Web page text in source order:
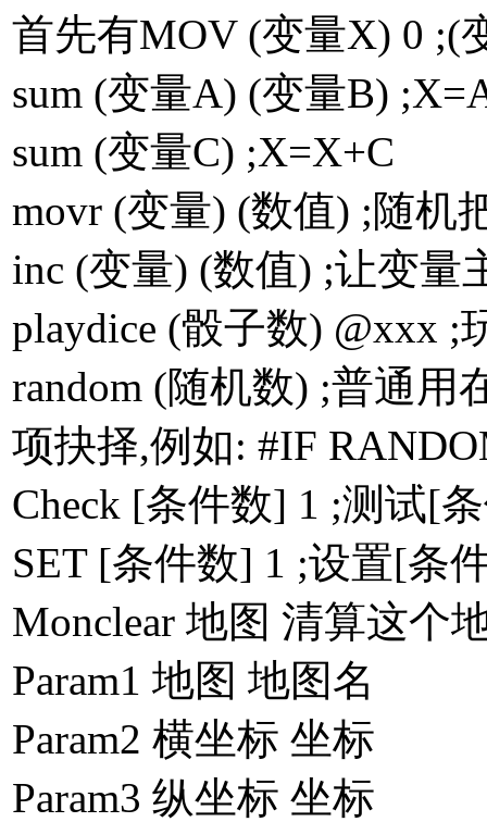
首先有MOV (变量X) 0 ;(
sum (变量A) (变量B)
sum (变量C) ;X=X+C
movr (变量) (数值) ;随机
inc (变量) (数值) ;让变量
playdice (骰子数) @xxx
random (随机数) ;普通
项抉择,例如: #IF
Check [条件数] 1 ;测试[
SET [条件数] 1 ;设置[条
Monclear 地图 清算这个
Param1 地图 地图名
Param2 横坐标 坐标
Param3 纵坐标 坐标